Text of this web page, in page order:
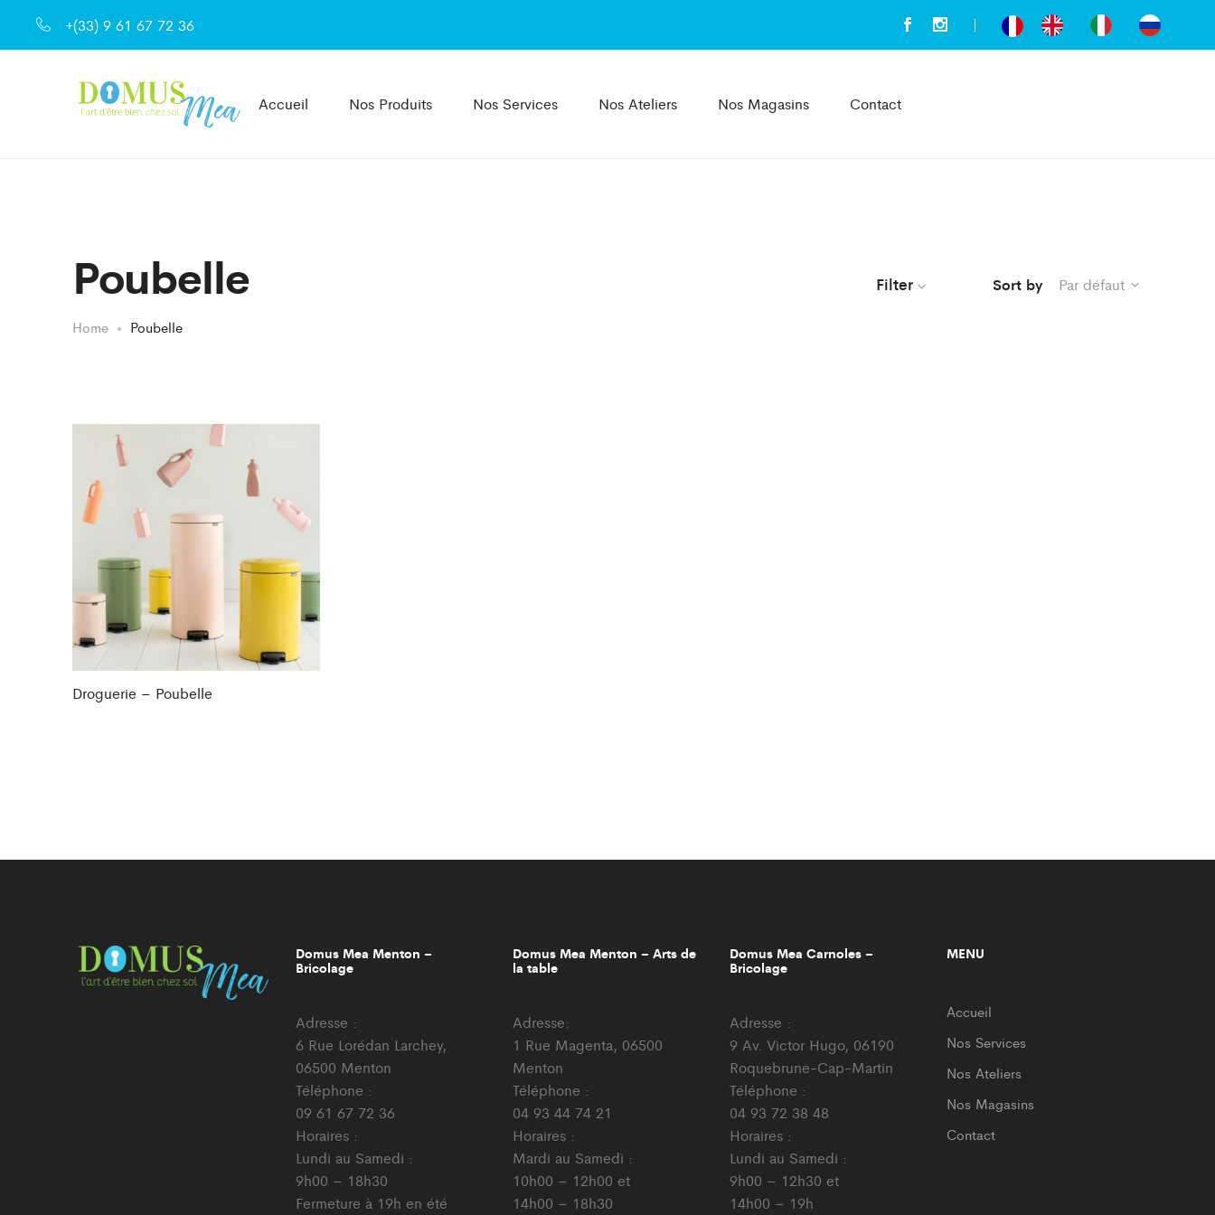
+(33) 9 61 67 72 36
Accueil Nos Produits Nos Services Nos Ateliers Nos Magasins Contact
Poubelle
Home Poubelle
Filter Sort by Par défaut
Droguerie – Poubelle
Domus Mea Menton –
Bricolage
Adresse :
6 Rue Lorédan Larchey,
06500 Menton
Téléphone :
09 61 67 72 36
Horaires :
Lundi au Samedi :
9h00 – 18h30
Fermeture à 19h en été
Domus Mea Menton – Arts de
la table
Adresse:
1 Rue Magenta, 06500
Menton
Téléphone :
04 93 44 74 21
Horaires :
Mardi au Samedi :
10h00 – 12h00 et
14h00 – 18h30
Domus Mea Carnoles –
Bricolage
Adresse :
9 Av. Victor Hugo, 06190
Roquebrune-Cap-Martin
Téléphone :
04 93 72 38 48
Horaires :
Lundi au Samedi :
9h00 – 12h30 et
14h00 – 19h
MENU
Accueil
Nos Services
Nos Ateliers
Nos Magasins
Contact